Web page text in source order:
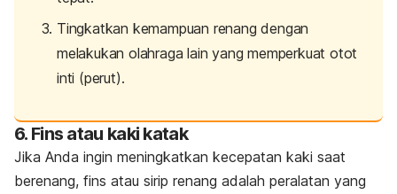
Tingkatkan kemampuan renang dengan
melakukan olahraga lain yang memperkuat otot
inti (perut).
6. Fins atau kaki katak
Jika Anda ingin meningkatkan kecepatan kaki saat
berenang, fins atau sirip renang adalah peralatan yang